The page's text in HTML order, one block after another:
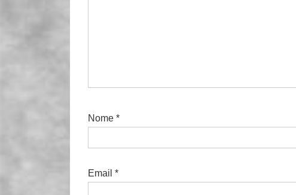
Nome *
Email *